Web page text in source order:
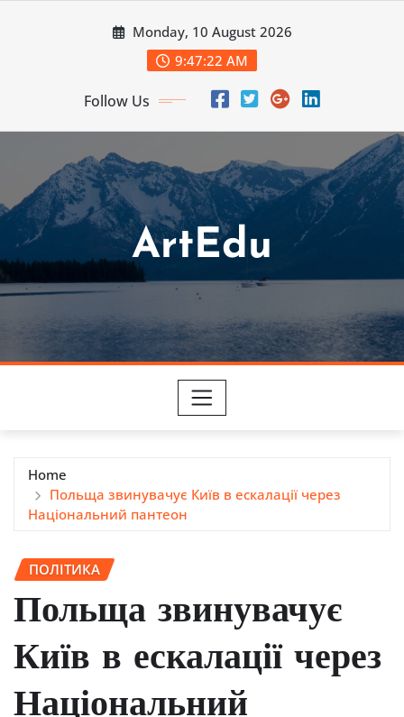
Monday, 10 August 2026
9:47:24 AM
Follow Us
ArtEdu
Home
Польща звинувачує Київ в ескалації через
Національний пантеон
ПОЛІТИКА
Польща звинувачує
Київ в ескалації через
Національний